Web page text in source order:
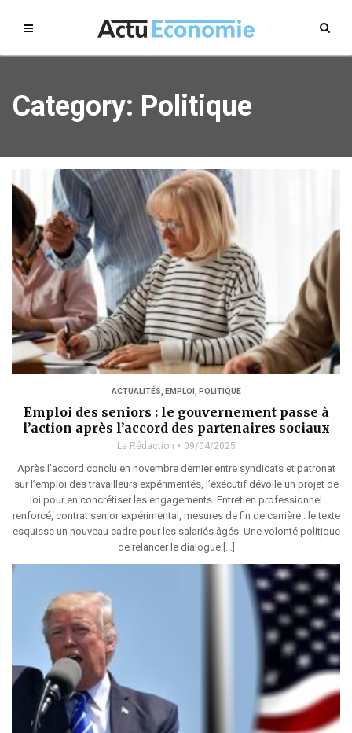
Category: Politique
ACTUALITÉS, EMPLOI , POLITIQUE
Emploi des seniors : le gouvernement passe à
l’action après l’accord des partenaires sociaux
La Rédaction 09/04/2025
Après l’accord conclu en novembre dernier entre syndicats et patronat
sur l’emploi des travailleurs expérimentés, l’exécutif dévoile un projet de
loi pour en concrétiser les engagements. Entretien professionnel
renforcé, contrat senior expérimental, mesures de fin de carrière : le texte
esquisse un nouveau cadre pour les salariés âgés. Une volonté politique
de relancer le dialogue […]